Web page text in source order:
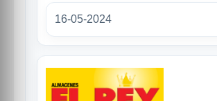
16-05-2024